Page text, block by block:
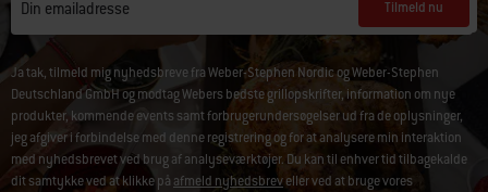
Din emailadresse Tilmeld nu
Ja tak, tilmeld mig nyhedsbreve fra Weber-Stephen Nordic og Weber-Stephen
Deutschland GmbH og modtag Webers bedste grillopskrifter, information om nye
produkter, kommende events samt forbrugerundersøgelser ud fra de oplysninger,
jeg afgiver i forbindelse med denne registrering og for at analysere min interaktion
med nyhedsbrevet ved brug af analyseværktøjer. Du kan til enhver tid tilbagekalde
dit samtykke ved at klikke på afmeld nyhedsbreveller ved at bruge vores